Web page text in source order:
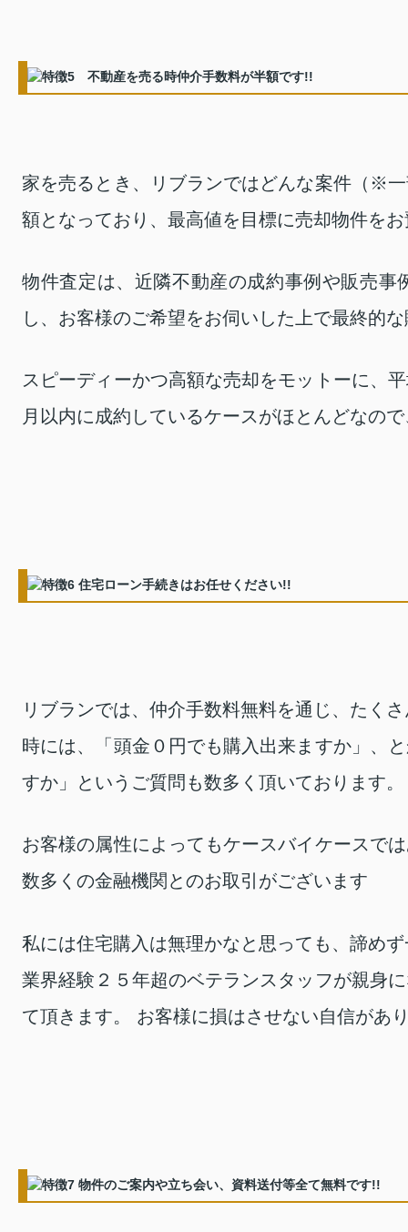
家を売るとき、リブランではどんな案件（※
額となっており、最高値を目標に売却物件を
物件査定は、近隣不動産の成約事例や販売
し、お客様のご希望をお伺いした上で最終的
スピーディーかつ高額な売却をモットーに、
月以内に成約しているケースがほとんどなの
リブランでは、仲介手数料無料を通じ、たく
時には、「頭金０円でも購入出来ますか」、
すか」というご質問も数多く頂いております。
お客様の属性によってもケースバイケースで
数多くの金融機関とのお取引がございます
私には住宅購入は無理かなと思っても、諦め
業界経験２５年超のベテランスタッフが親身
て頂きます。 お客様に損はさせない自信があ